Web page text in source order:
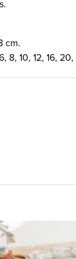
cm.
8, 10, 12, 16,